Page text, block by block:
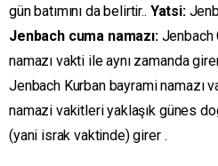
gün batımını da belirtir.. Yatsi:
Jenbach cuma namazı:Jenbach
namazı vakti ile aynı zamanda
Jenbach Kurban bayrami namazı
namazi vakitleri yaklaşık günes
(yani israk vaktinde) girer .